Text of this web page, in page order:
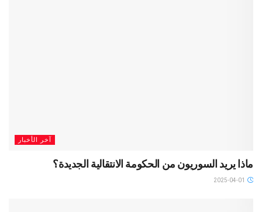
آخر الأخبار
ماذا يريد السوريون من الحكومة الانتقالية الجديدة؟